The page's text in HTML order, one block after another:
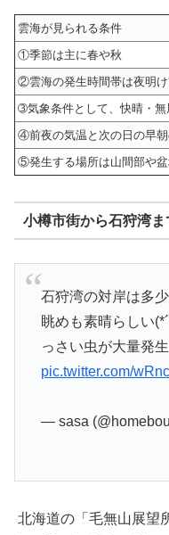
雲海が見られる条件
①季節は主に春や秋
②雲海の発生時間帯は夜明
➂気象条件として、快晴・
④前夜の気温と次の日の早
⑤発生する場所は山間部や
小樽市街から石狩湾ま
石狩湾の対岸は多
眺めも素晴らしい
っさい虫が大量発
pic.twitter.com/
— sasa
北海道の「毛無山展望